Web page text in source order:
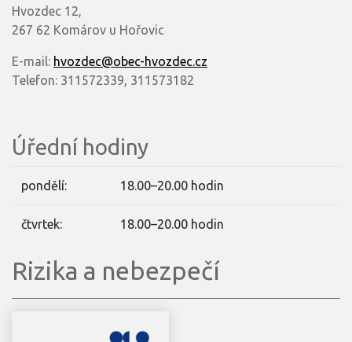
Hvozdec 12,
267 62 Komárov u Hořovic
E-mail: hvozdec@obec-hvozdec.cz
Telefon: 311572339, 311573182
Úřední hodiny
pondělí: 18.00–20.00 hodin
čtvrtek: 18.00–20.00 hodin
Rizika a nebezpečí